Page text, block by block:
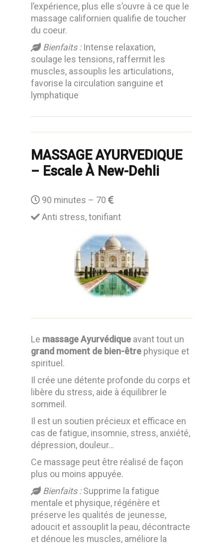
l’expérience, plus elle s’ouvre à ce que le
massage californien qualifie de toucher
du coeur.
Bienfaits :Intense relaxation,
soulage les tensions, raffermit les
muscles, assouplis les articulations,
favorise la circulation sanguine et
lymphatique
MASSAGE AYURVEDIQUE
– Escale À New-Dehli
90 minutes – 70
Anti stress, tonifiant
Le massage Ayurvédique avant tout un
grand moment de bien-être physique et
spirituel.
Il crée une détente profonde du corps et
libère du stress, aide à équilibrer le
sommeil.
Il est un soutien précieux et efficace en
cas de fatigue, insomnie, stress, anxiété,
dépression, douleur…
Ce massage peut être réalisé de façon
plus ou moins appuyée.
Bienfaits :Supprime la fatigue
mentale et physique, régénère et
préserve les qualités de jeunesse,
adoucit et assouplit la peau, décontracte
et dénoue les muscles, améliore la